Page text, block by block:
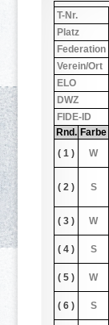
T-Nr.
Platz
Federation
Verein/Ort
ELO
DWZ
FIDE-ID
Rnd. Farbe
( 1 )
W
( 2 ) S
( 3 )
W
( 4 )
S
( 5 )
W
( 6 )
S